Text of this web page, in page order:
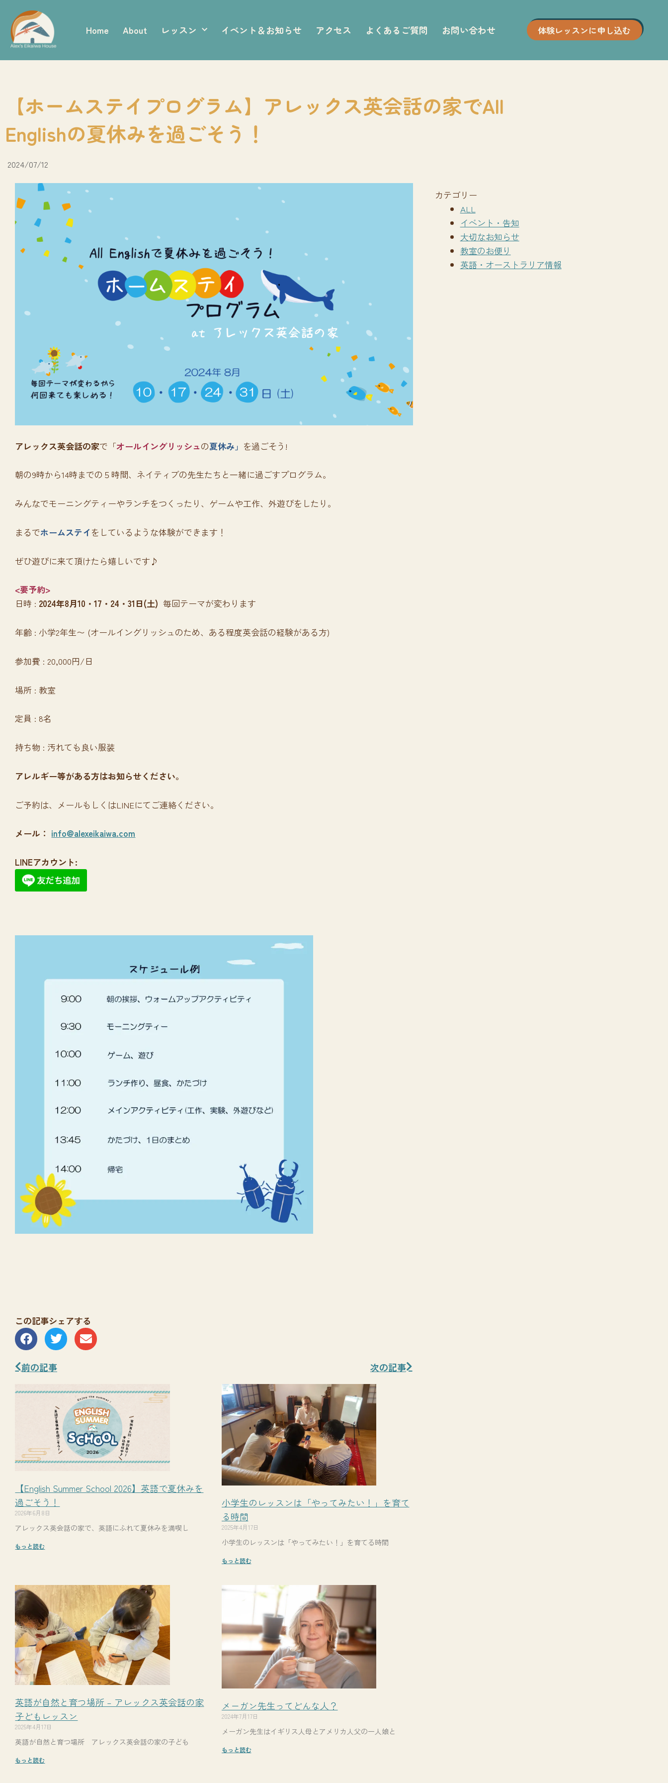
キ
Home About レッスン イベント＆お知らせ アクセス よくあるご質問 お問い合わせ 体験レッスンに申し込む
【ホームステイプログラム】アレックス英会話の家でAll
Englishの夏休みを過ごそう！
2024/07/12
アレックス英会話の家で「オールイングリッシュの夏休み」 を過ごそう!
朝の9時から14時までの５時間、ネイティブの先生たちと一緒に過ごすプログラム。
みんなでモーニングティーやランチをつくったり、ゲームや工作、外遊びをしたり。
まるでホームステイをしているような体験ができます！
ぜひ遊びに来て頂けたら嬉しいです♪
<要予約>
日時 : 2024年8月10・17・24・31日(土)毎回テーマが変わります
年齢 : 小学2年生〜 (オールイングリッシュのため、ある程度英会話の経験がある方)
参加費 : 20,000円/日
場所 : 教室
定員 : 8名
持ち物 : 汚れても良い服装
アレルギー等がある方はお知らせください。
ご予約は、メールもしくはLINEにてご連絡ください。
メール： info@alexeikaiwa.com
LINEアカウント:
この記事シェアする
Prev
前の記事 次の記事Next
【English Summer School 2026】英語で夏休みを
過ごそう！
2026年6月8日
アレックス英会話の家で、英語にふれて夏休みを満喫し
もっと読む
小学生のレッスンは「やってみたい！」を育て
る時間
2025年4月17日
小学生のレッスンは「やってみたい！」を育てる時間
もっと読む
英語が自然と育つ場所 – アレックス英会話の家
子どもレッスン
2025年4月17日
英語が自然と育つ場所 アレックス英会話の家の子ども
もっと読む
メーガン先生ってどんな人？
2024年7月17日
メーガン先生はイギリス人母とアメリカ人父の一人娘と
もっと読む
カテゴリー
ALL
イベント・告知
大切なお知らせ
教室のお便り
英語・オーストラリア情報